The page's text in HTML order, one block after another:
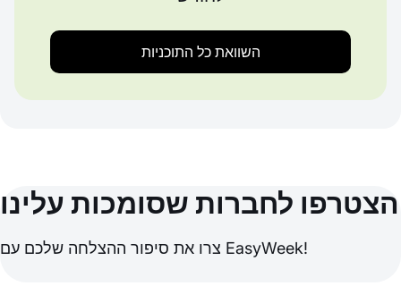
השוואת כל התוכניות
הצטרפו לחברות שסומכות עלינו
צרו את סיפור ההצלחה שלכם עם EasyWeek!